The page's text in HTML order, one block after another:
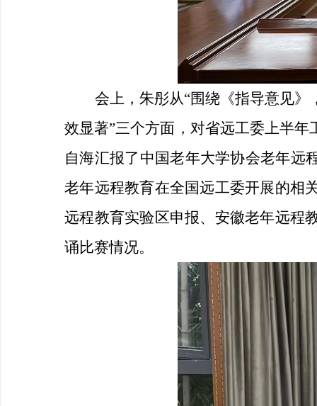
会上，朱彤从“围绕《指导意见
效显著”三个方面，对省远工委上半
自海汇报了中国老年大学协会老年远
老年远程教育在全国远工委开展的相
远程教育实验区申报、安徽老年远程
诵比赛情况。